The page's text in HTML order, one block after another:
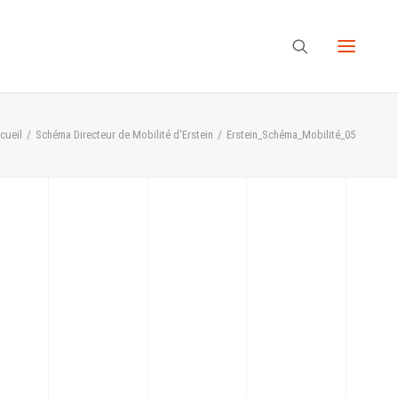
Schéma Directeur de Mobilité d'Erstein Erstein_Schéma_Mobilité_05